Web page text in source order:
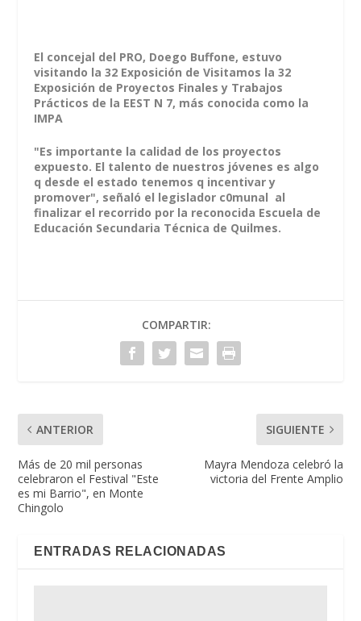
El concejal del PRO, Doego Buffone, estuvo
visitando la 32 Exposición de Visitamos la 32
Exposición de Proyectos Finales y Trabajos
Prácticos de la EEST N 7, más conocida como la
IMPA
"Es importante la calidad de los proyectos
expuesto. El talento de nuestros jóvenes es algo
q desde el estado tenemos q incentivar y
promover", señaló el legislador c0munal al
finalizar el recorrido por la reconocida Escuela de
Educación Secundaria Técnica de Quilmes.
COMPARTIR:
ANTERIOR
Más de 20 mil personas
celebraron el Festival "Este
es mi Barrio", en Monte
Chingolo
SIGUIENTE
Mayra Mendoza celebró la
victoria del Frente Amplio
ENTRADAS RELACIONADAS